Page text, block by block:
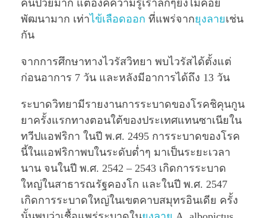
คนป่วยมาก แต่องค์ความรู้เราลึกๆยังไม่ค่อย
พัฒนามาก เท่าไข้เลือดออก ที่แพร่จากยุงลายเช่น
กัน
จากการศึกษาทางไวรัสวิทยา พบไวรัสได้ตั้งแต่
ก่อนอาการ 7 วัน และหลังมีอาการได้ถึง 13 วัน
ระบาดวิทยามีรายงานการระบาดของโรคชิคุนกูน
ยาครั้งแรกทางตอนใต้ของประเทศแทนซาเนียใน
ทวีปแอฟริกา ในปี พ.ศ. 2495 การระบาดของโรค
นี้ในแอฟริกาพบในระดับตํ่าๆ มาเป็นระยะเวลา
นาน จนในปี พ.ศ. 2542 – 2543 เกิดการระบาด
ใหญ่ในสาธารณรัฐคองโก และในปี พ.ศ. 2547
เกิดการระบาดใหญ่ในเขตคาบสมุทรอินเดีย ครั้ง